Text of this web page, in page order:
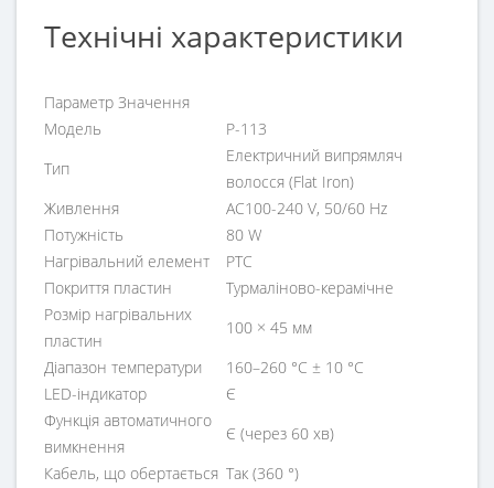
Технічні характеристики
Параметр Значення
Модель
P-113
Тип
Електричний випрямляч
волосся (Flat Iron)
Живлення
AC100-240 V, 50/60 Hz
Потужність
80 W
Нагрівальний елемент
PTC
Покриття пластин
Турмаліново-керамічне
Розмір нагрівальних
пластин
100 × 45 мм
Діапазон температури
160–260 °C ± 10 °C
LED-індикатор
Є
Функція автоматичного
вимкнення
Є (через 60 хв)
Кабель, що обертається Так (360 °)